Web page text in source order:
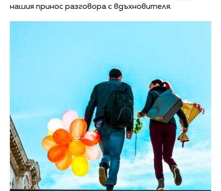
нашия принос разговора с вдъхновителя.